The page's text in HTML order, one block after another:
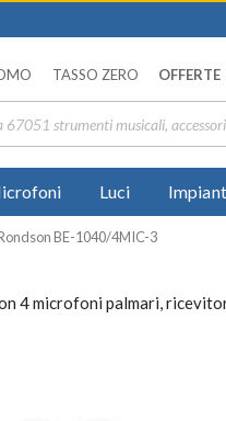
TASSO ZERO OFFERTE
Luci
BE-1040/4MIC-3
4 microfoni palmari,